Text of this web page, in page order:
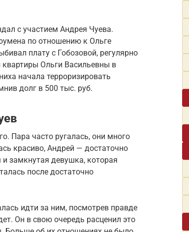
с участием Андрея Чуева.
по отношению к Ольге
плату с Гобозовой, регулярно
квартиры Ольги Васильевны в
начала терроризировать
долг в 500 тыс. руб.
Пара часто ругалась, они много
красиво, Андрей — достаточно
замкнутая девушка, которая
после достаточно
идти за ним, посмотрев правде
Он в свою очередь расценил это